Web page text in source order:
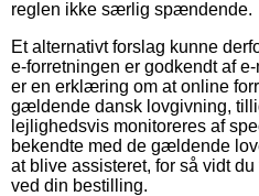
reglen ikke særlig spændende.
Et alternativt forslag kunne
e-forretningen er godkendt af
er en erklæring om at online
gældende dansk lovgivning,
lejlighedsvis monitoreres af
bekendte med de gældende
at blive assisteret, for så vidt
ved din bestilling.